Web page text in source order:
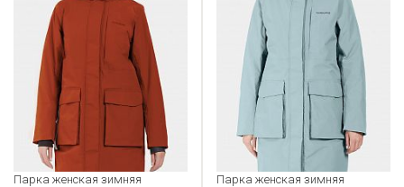
Парка женская зимняя
Парка женская зимняя